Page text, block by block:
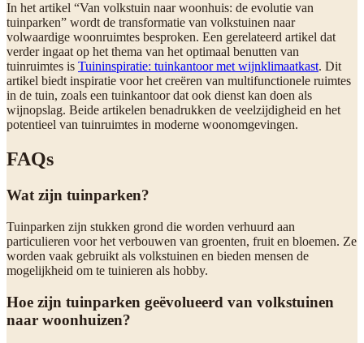
In het artikel “Van volkstuin naar woonhuis: de evolutie van
tuinparken” wordt de transformatie van volkstuinen naar
volwaardige woonruimtes besproken. Een gerelateerd artikel dat
verder ingaat op het thema van het optimaal benutten van
tuinruimtes is Tuininspiratie: tuinkantoor met wijnklimaatkast. Dit
artikel biedt inspiratie voor het creëren van multifunctionele ruimtes
in de tuin, zoals een tuinkantoor dat ook dienst kan doen als
wijnopslag. Beide artikelen benadrukken de veelzijdigheid en het
potentieel van tuinruimtes in moderne woonomgevingen.
FAQs
Wat zijn tuinparken?
Tuinparken zijn stukken grond die worden verhuurd aan
particulieren voor het verbouwen van groenten, fruit en bloemen. Ze
worden vaak gebruikt als volkstuinen en bieden mensen de
mogelijkheid om te tuinieren als hobby.
Hoe zijn tuinparken geëvolueerd van volkstuinen
naar woonhuizen?